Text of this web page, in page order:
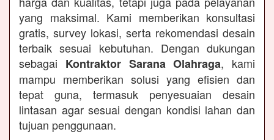
yang maksimal. Kami memberikan konsultasi
gratis, survey lokasi, serta rekomendasi desain
terbaik sesuai kebutuhan. Dengan dukungan
sebagai Kontraktor Sarana Olahraga, kami
mampu memberikan solusi yang efisien dan
tepat guna, termasuk penyesuaian desain
lintasan agar sesuai dengan kondisi lahan dan
tujuan penggunaan.